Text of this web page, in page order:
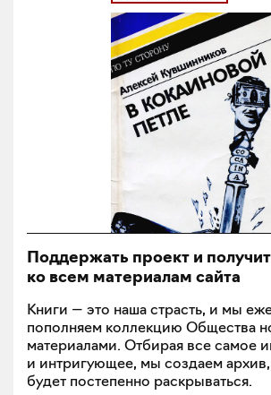
Поддержать проект и
ко всем материалам сайта
Книги — это наша страсть, и мы
пополняем коллекцию Общества
материалами. Отбирая все самое
и интригующее, мы создаем
будет постепенно раскрываться.